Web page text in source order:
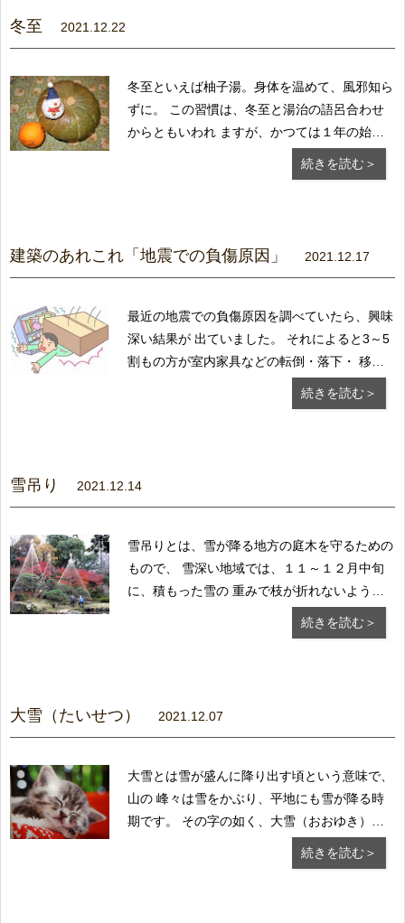
冬至 2021.12.22
冬至といえば柚子湯。身体を温めて、風邪知ら
ずに。 この習慣は、冬至と湯治の語呂合わせ
からともいわれ ますが、かつては１年の始ま
清める禊（みそぎ）の意味があっ たといいま
続きを読む＞
建築のあれこれ「地震での負傷原因」 2021.12.17
最近の地震での負傷原因を調べていたら、興味
深い結果が 出ていました。 それによると3～5
割もの方が室内家具などの転倒・落下・ 移動
で負傷しているそうです。そうならないため
続きを読む＞
雪吊り 2021.12.14
雪吊りとは、雪が降る地方の庭木を守るための
もので、 雪深い地域では、１１～１２月中旬
に、積もった雪の 重みで枝が折れないよう至
え、大木の雪吊りともなると かなり見ごたえ
続きを読む＞
大雪（たいせつ） 2021.12.07
大雪とは雪が盛んに降り出す頃という意味で、
山の 峰々は雪をかぶり、平地にも雪が降る時
期です。 その字の如く、大雪（おおゆき）に
続きを読む＞